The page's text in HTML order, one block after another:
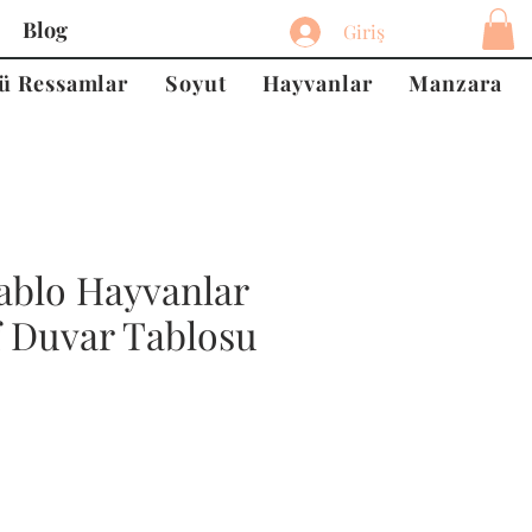
Giriş
Blog
Ressamlar Soyut Hayvanlar Manzara
Hayvanlar
Tablosu